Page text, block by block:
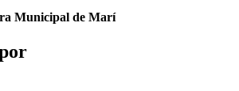
Municipal de Marí